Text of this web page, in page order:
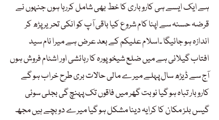
ہے ایک ایسے ہی کاروباری کا خط بھی شامل کررہا ہوں جنہوں نے
قرضہ حسنہ سے اپنا کام شروع کیا باقی آپ کو انکی تحریر پڑھ کر
اندازہ ہو جائیگا ۔اسلام علیکم کے بعد عرض ہے میرا نام سید
افتاب گیلانی ہے میں ضلع شیخوپورہ کا رہائشی اور اشٹام فروش ہوں
آج سے ڈیڑھ سال پہلے میرے مالی حالات بری طرح خراب ہو گے
کاروبار تباہ ہو گیا نوبت گھر میں فاقوں تک پہنچ گی بجلی سوئی
گیس بلز مکان کا کرایہ دینا مشکل ہو گیا میرے دو بچے ہیں مجھ